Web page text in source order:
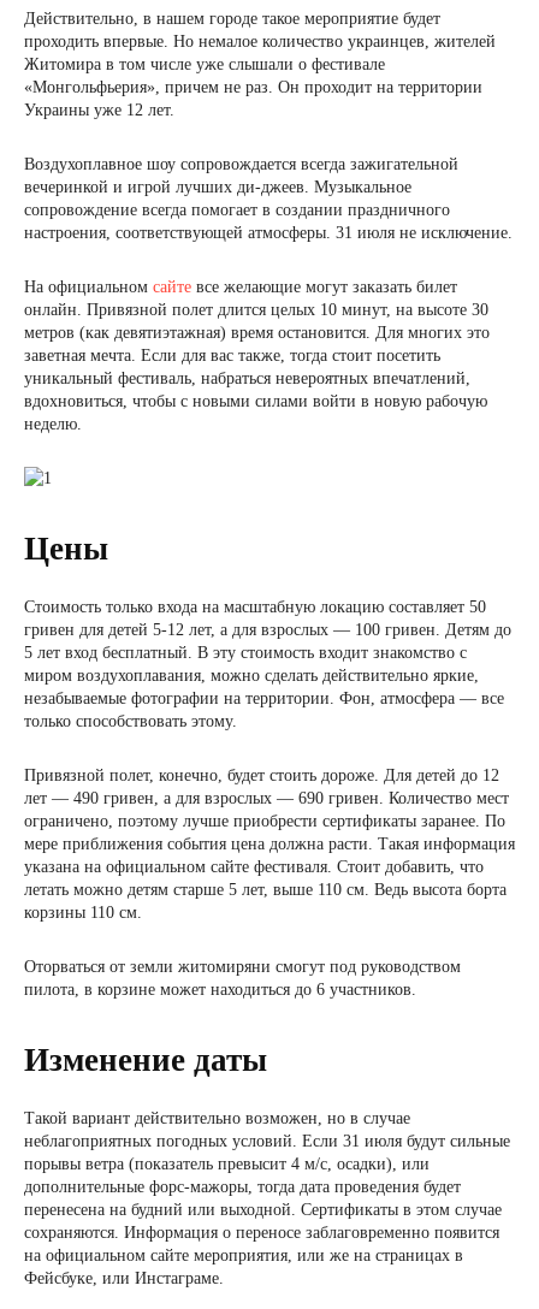
Действительно, в нашем городе такое мероприятие будет
проходить впервые. Но немалое количество украинцев, жителей
Житомира в том числе уже слышали о фестивале
«Монгольфьерия», причем не раз. Он проходит на территории
Украины уже 12 лет.
Воздухоплавное шоу сопровождается всегда зажигательной
вечеринкой и игрой лучших ди-джеев. Музыкальное
сопровождение всегда помогает в создании праздничного
настроения, соответствующей атмосферы. 31 июля не исключение.
На официальном сайте все желающие могут заказать билет
онлайн. Привязной полет длится целых 10 минут, на высоте 30
метров (как девятиэтажная) время остановится. Для многих это
заветная мечта. Если для вас также, тогда стоит посетить
уникальный фестиваль, набраться невероятных впечатлений,
вдохновиться, чтобы с новыми силами войти в новую рабочую
неделю.
Цены
Стоимость только входа на масштабную локацию составляет 50
гривен для детей 5-12 лет, а для взрослых — 100 гривен. Детям до
5 лет вход бесплатный. В эту стоимость входит знакомство с
миром воздухоплавания, можно сделать действительно яркие,
незабываемые фотографии на территории. Фон, атмосфера — все
только способствовать этому.
Привязной полет, конечно, будет стоить дороже. Для детей до 12
лет — 490 гривен, а для взрослых — 690 гривен. Количество мест
ограничено, поэтому лучше приобрести сертификаты заранее. По
мере приближения события цена должна расти. Такая информация
указана на официальном сайте фестиваля. Стоит добавить, что
летать можно детям старше 5 лет, выше 110 см. Ведь высота борта
корзины 110 см.
Оторваться от земли житомиряни смогут под руководством
пилота, в корзине может находиться до 6 участников.
Изменение даты
Такой вариант действительно возможен, но в случае
неблагоприятных погодных условий. Если 31 июля будут сильные
порывы ветра (показатель превысит 4 м/с, осадки), или
дополнительные форс-мажоры, тогда дата проведения будет
перенесена на будний или выходной. Сертификаты в этом случае
сохраняются. Информация о переносе заблаговременно появится
на официальном сайте мероприятия, или же на страницах в
Фейсбуке, или Инстаграме.